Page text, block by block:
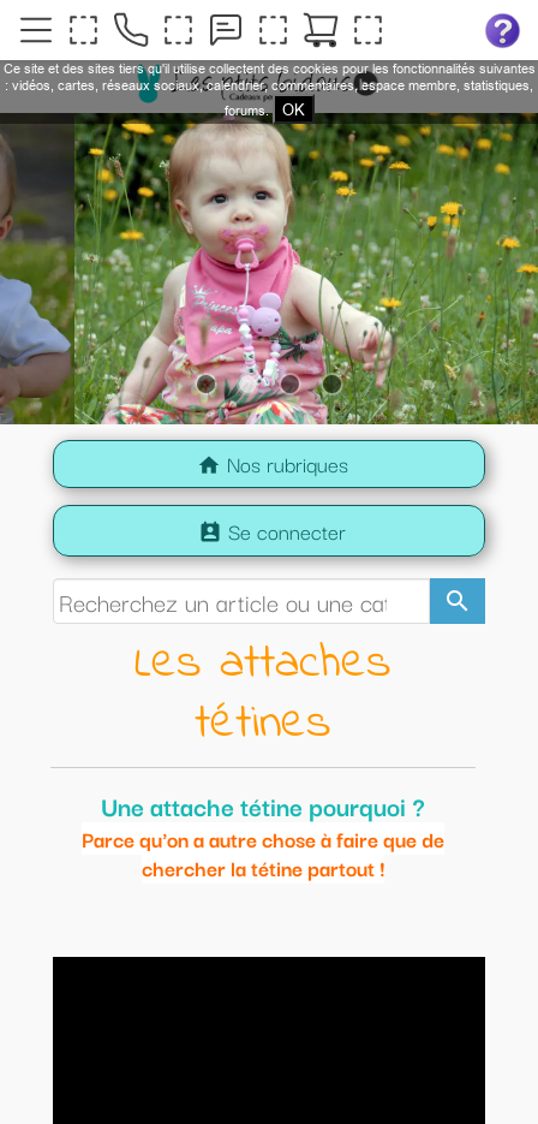
home Nos rubriques
search
perm_contact_calendar Se connecter
Les attaches
tétines
Une attache tétine pourquoi ?
Parce qu'on a autre chose à faire que de
chercher la tétine partout !
Ce site et des sites tiers qu'il utilise collectent des cookies pour les fonctionnalités suivantes
: vidéos, cartes, réseaux sociaux, calendrier, commentaires, espace membre, statistiques,
forums.
OK